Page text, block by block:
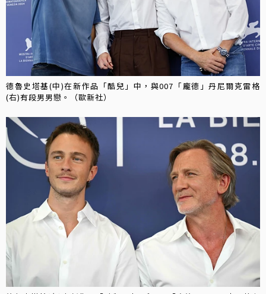
德魯史塔基(中)在新作品「酷兒」中，與007「龐德」丹尼爾克雷格
(右)有段男男戀。（歐新社）